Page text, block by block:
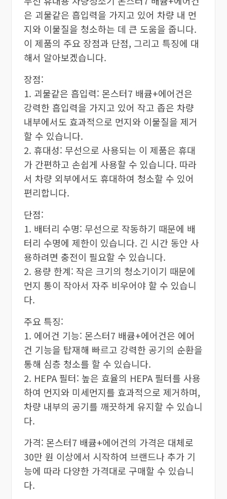
은 괴물같은 흡입력을 가지고 있어 차량 내 먼
지와 이물질을 청소하는 데 큰 도움을 줍니다.
이 제품의 주요 장점과 단점, 그리고 특징에 대
해서 알아보겠습니다.
장점:
1. 괴물같은 흡입력: 몬스터7 배큠+에어건은
강력한 흡입력을 가지고 있어 작고 좁은 차량
내부에서도 효과적으로 먼지와 이물질을 제거
할 수 있습니다.
2. 휴대성: 무선으로 사용되는 이 제품은 휴대
가 간편하고 손쉽게 사용할 수 있습니다. 따라
서 차량 외부에서도 휴대하여 청소할 수 있어
편리합니다.
단점:
1. 배터리 수명: 무선으로 작동하기 때문에 배
터리 수명에 제한이 있습니다. 긴 시간 동안 사
용하려면 충전이 필요할 수 있습니다.
2. 용량 한계: 작은 크기의 청소기이기 때문에
먼지 통이 작아서 자주 비우어야 할 수 있습니
다.
주요 특징:
1. 에어건 기능: 몬스터7 배큠+에어건은 에어
건 기능을 탑재해 빠르고 강력한 공기의 순환을
통해 심층 청소를 할 수 있습니다.
2. HEPA 필터: 높은 효율의 HEPA 필터를 사용
하여 먼지와 미세먼지를 효과적으로 제거하며,
차량 내부의 공기를 깨끗하게 유지할 수 있습니
다.
가격: 몬스터7 배큠+에어건의 가격은 대체로
30만 원 이상에서 시작하여 브랜드나 추가 기
능에 따라 다양한 가격대로 구매할 수 있습니
다.